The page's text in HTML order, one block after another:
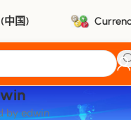
中国)
by edwin